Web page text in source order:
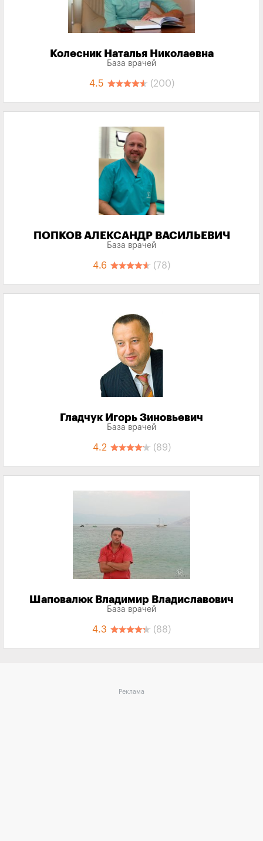
Колесник Наталья Николаевна
База врачей
4.5 (200)
ПОПКОВ АЛЕКСАНДР ВАСИЛЬЕВИЧ
База врачей
4.6 (78)
Гладчук Игорь Зиновьевич
База врачей
4.2 (89)
Шаповалюк Владимир Владиславович
База врачей
4.3 (88)
Реклама